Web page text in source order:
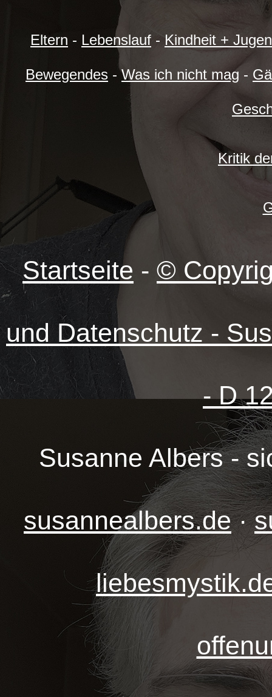
Eltern - Lebenslauf - Kindheit +
Bewegendes -Was ich nicht mag -
Kritik
Startseite - ©
und Datenschutz -
- D
Susanne Albers -
susannealbers.de·